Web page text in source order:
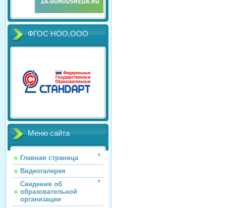
ФГОС НОО,ООО
Меню сайта
Главная страница
Видеогалерея
Сведения об
образовательной
организации